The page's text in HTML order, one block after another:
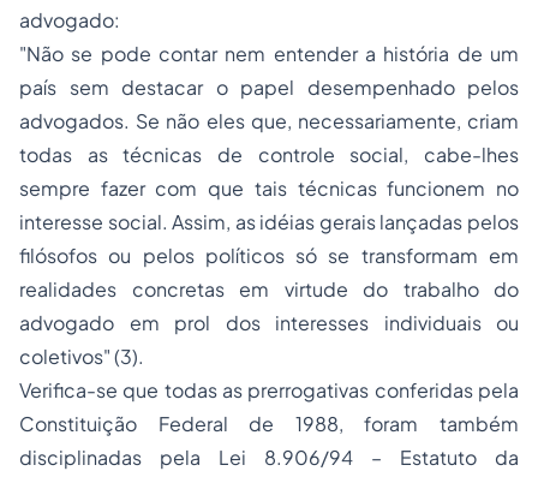
advogado:
"Não se pode contar nem entender a história de um
país sem destacar o papel desempenhado pelos
advogados. Se não eles que, necessariamente, criam
todas as técnicas de controle social, cabe-lhes
sempre fazer com que tais técnicas funcionem no
interesse social. Assim, as idéias gerais lançadas pelos
filósofos ou pelos políticos só se transformam em
realidades concretas em virtude do trabalho do
advogado em prol dos interesses individuais ou
coletivos" (3).
Verifica-se que todas as prerrogativas conferidas pela
Constituição Federal de 1988, foram também
disciplinadas pela Lei 8.906/94 – Estatuto da